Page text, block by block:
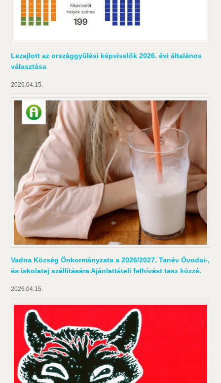
Lezajlott az országgyűlési képviselők 2026. évi általános
választása
2026.04.15.
Vadna Község Önkormányzata a 2026/2027. Tanév Óvodai-,
és iskolatej szállítására Ajánlattételi felhívást tesz közzé.
2026.04.15.